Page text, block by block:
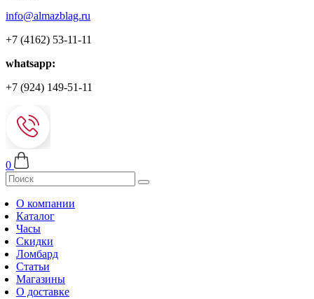
info@almazblag.ru
+7 (4162) 53-11-11
whatsapp:
+7 (924) 149-51-11
0
О компании
Каталог
Часы
Скидки
Ломбард
Статьи
Магазины
О доставке